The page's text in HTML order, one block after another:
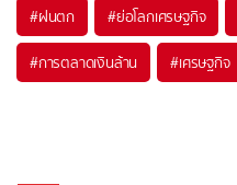
#ฝนตก #ย่อโลกเศรษฐกิจ
#การตลาดเงินล้าน #เศรษฐกิจ